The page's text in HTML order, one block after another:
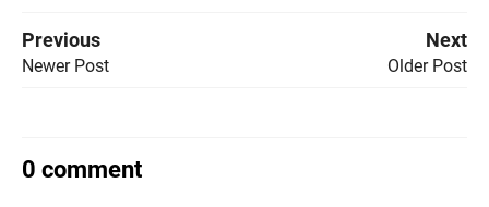
Previous
Newer Post
Next
Older Post
0 comment